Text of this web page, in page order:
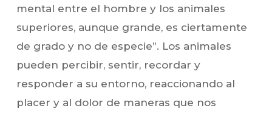
mental entre el hombre y los animales
superiores, aunque grande, es ciertamente
de grado y no de especie”. Los animales
pueden percibir, sentir, recordar y
responder a su entorno, reaccionando al
placer y al dolor de maneras que nos